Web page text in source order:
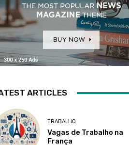
ARTICLES
TRABALHO
Vagas de Trabalho na
França